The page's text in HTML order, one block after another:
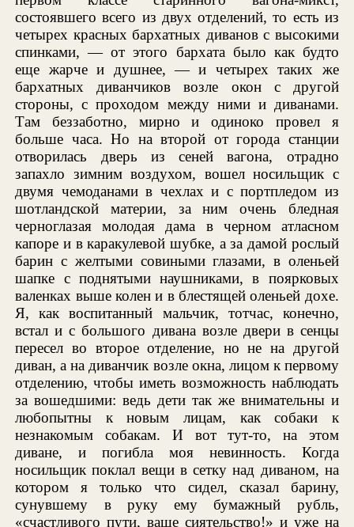
состоявшего всего из двух отделений, то есть из
четырех красных бархатных диванов с высокими
спинками, — от этого бархата было как будто
еще жарче и душнее, — и четырех таких же
бархатных диванчиков возле окон с другой
стороны, с проходом между ними и диванами.
Там беззаботно, мирно и одиноко провел я
больше часа. Но на второй от города станции
отворилась дверь из сеней вагона, отрадно
запахло зимним воздухом, вошел носильщик с
двумя чемоданами в чехлах и с портпледом из
шотландской материи, за ним очень бледная
черноглазая молодая дама в черном атласном
капоре и в каракулевой шубке, а за дамой рослый
барин с желтыми совиными глазами, в оленьей
шапке с поднятыми наушниками, в поярковых
валенках выше колен и в блестящей оленьей дохе.
Я, как воспитанный мальчик, тотчас, конечно,
встал и с большого дивана возле двери в сенцы
пересел во второе отделение, но не на другой
диван, а на диванчик возле окна, лицом к первому
отделению, чтобы иметь возможность наблюдать
за вошедшими: ведь дети так же внимательны и
любопытны к новым лицам, как собаки к
незнакомым собакам. И вот тут-то, на этом
диване, и погибла моя невинность. Когда
носильщик поклал вещи в сетку над диваном, на
котором я только что сидел, сказал барину,
сунувшему в руку ему бумажный рубль,
«счастливого пути, ваше сиятельство!» и уже на